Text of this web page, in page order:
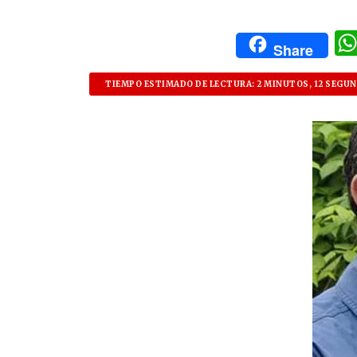
Share
TIEMPO ESTIMADO DE LECTURA: 2 MINUTOS, 12